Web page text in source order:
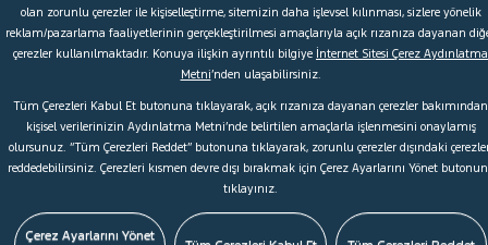
Şartlar & Kişisel Verilerin Korunması S.S.S. Faydalı Bağlantılar
Çerez Tercihleri
olan zorunlu çerezler ile kişiselleştirme, sitemizin daha işlevsel kılınması, sizlere yönelik
reklam/pazarlama faaliyetlerinin gerçekleştirilmesi amaçlarıyla açık rızanıza dayanan
çerezler kullanılmaktadır. Konuya ilişkin ayrıntılı bilgiye İnternet Sitesi Çerez Aydınlatma
Metni’nden ulaşabilirsiniz.
Tüm Çerezleri Kabul Et butonuna tıklayarak, açık rızanıza dayanan çerezler bakımından
kişisel verilerinizin Aydınlatma Metni’nde belirtilen amaçlarla işlenmesini onaylamış
olursunuz. “Tüm Çerezleri Reddet” butonuna tıklayarak, zorunlu çerezler dışındaki
reddedebilirsiniz. Çerezleri kısmen devre dışı bırakmak için Çerez Ayarlarını Yönet
tıklayınız.
Çerez Ayarlarını Yönet